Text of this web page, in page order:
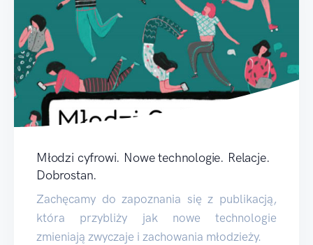
Młodzi cyfrowi. Nowe technologie. Relacje.
Dobrostan.
Zachęcamy do zapoznania się z publikacją,
która przybliży jak nowe technologie
zmieniają zwyczaje i zachowania młodzieży.